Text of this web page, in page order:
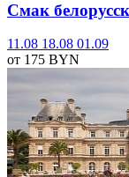
Смак
11.08 18.08 01.09
от 175 BYN